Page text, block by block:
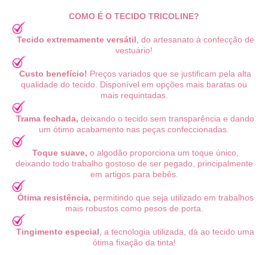
COMO É O TECIDO TRICOLINE?
Tecido extremamente versátil , do artesanato à confecção de
vestuário!
Custo benefício! Preços variados que se justificam pela alta
qualidade do tecido. Disponível em opções mais baratas ou
mais requintadas.
Trama fechada, deixando o tecido sem transparência e dando
um ótimo acabamento nas peças confeccionadas.
Toque suave, o algodão proporciona um toque único,
deixando todo trabalho gostoso de ser pegado, principalmente
em artigos para bebês.
Ótima resistência, permitindo que seja utilizado em trabalhos
mais robustos como pesos de porta.
Tingimento especial , a tecnologia utilizada, dá ao tecido uma
ótima fixação da tinta!